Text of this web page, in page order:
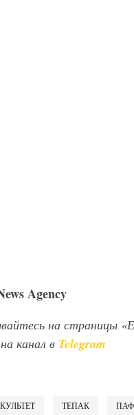
Agency
на страницы
канал в Telegram
ТЕПАК